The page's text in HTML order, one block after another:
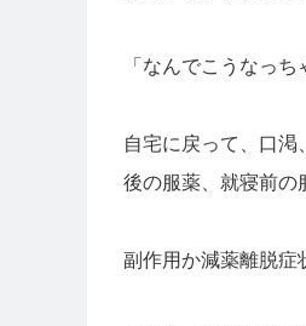
「なんでこうなっ
自宅に戻って、口渇
後の服薬、就寝前の
副作用か減薬離脱症